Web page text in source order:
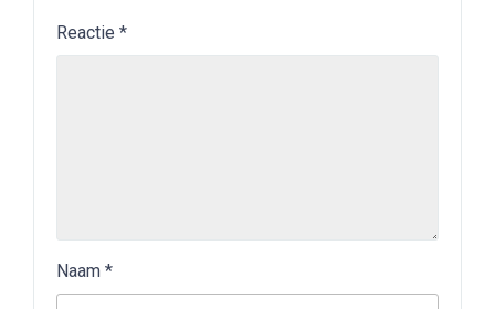
Reactie *
Naam *